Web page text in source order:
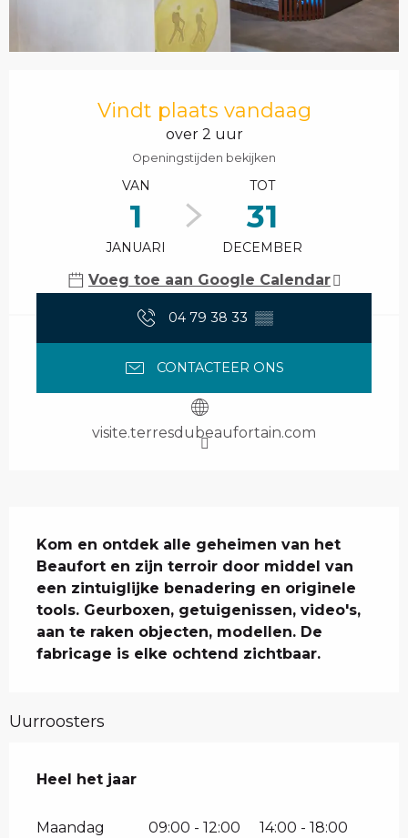
Vindt plaats vandaag
over 2 uur
Openingstijden bekijken
VAN
1
JANUARI
TOT
31
DECEMBER
Voeg toe aan Google Calendar
04 79 38 33 ▒▒
CONTACTEER ONS
visite.terresdubeaufortain.com
Kom en ontdek alle geheimen van het
Beaufort en zijn terroir door middel van
een zintuiglijke benadering en originele
tools. Geurboxen, getuigenissen, video's,
aan te raken objecten, modellen. De
fabricage is elke ochtend zichtbaar.
Uurroosters
Heel het jaar
Heel het jaar
Maandag 09:00 - 12:00 14:00 - 18:00